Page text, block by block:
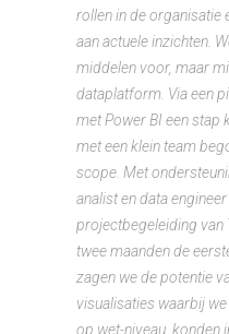
rollen in de organisatie
aan actuele inzichten.
middelen voor, maar
dataplatform. Via een
met Power BI een stap
met een klein team
scope. Met
analist en data
projectbegeleiding van
twee maanden de
zagen we de potentie
visualisaties waarbij
op wet-niveau, konden